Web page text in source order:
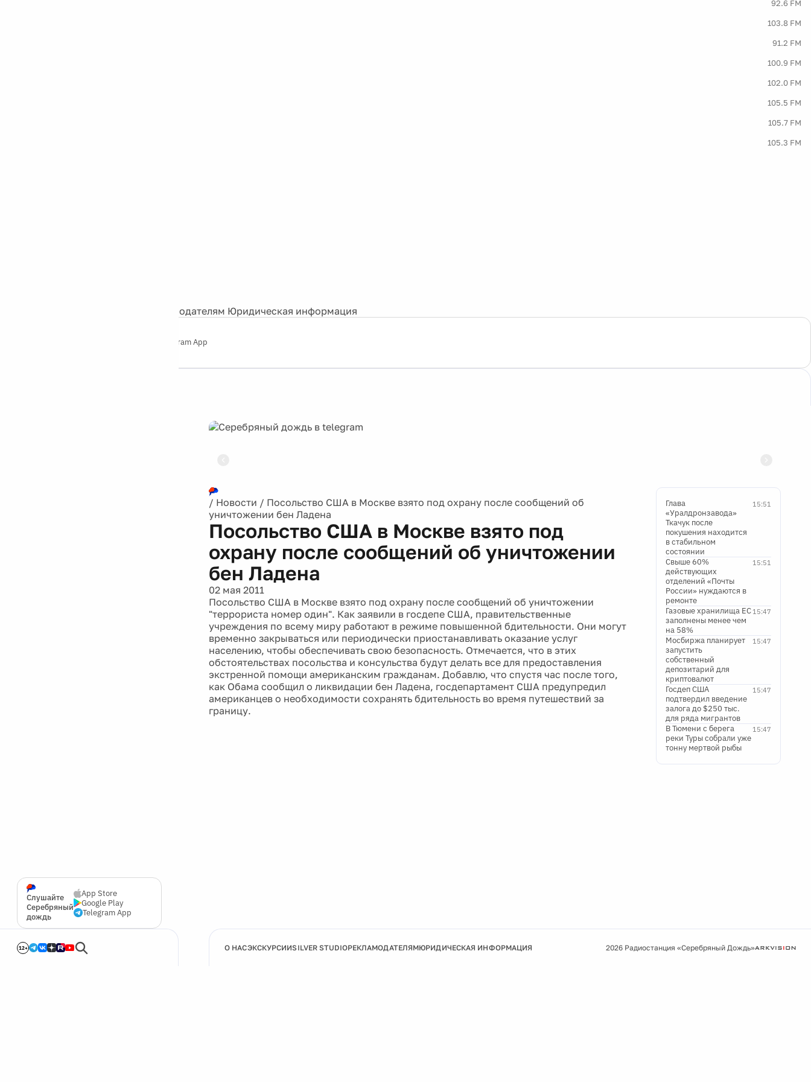
92.6 FM
103.8 FM
91.2 FM
100.9 FM
102.0 FM
105.5 FM
105.7 FM
105.3 FM
Рекламодателям Юридическая информация
Telegram App
Слушайте
Серебряный
дождь
App Store
Google Play
Telegram App
12+
/ Новости / Посольство США в Москве взято под охрану после сообщений об
уничтожении бен Ладена
Посольство США в Москве взято под
охрану после сообщений об уничтожении
бен Ладена
02 мая 2011
Посольство США в Москве взято под охрану после сообщений об уничтожении
"террориста номер один". Как заявили в госдепе США, правительственные
учреждения по всему миру работают в режиме повышенной бдительности. Они могут
временно закрываться или периодически приостанавливать оказание услуг
населению, чтобы обеспечивать свою безопасность. Отмечается, что в этих
обстоятельствах посольства и консульства будут делать все для предоставления
экстренной помощи американским гражданам. Добавлю, что спустя час после того,
как Обама сообщил о ликвидации бен Ладена, госдепартамент США предупредил
американцев о необходимости сохранять бдительность во время путешествий за
границу.
15:51
Глава
«Уралдронзавода»
Ткачук после
покушения находится
в стабильном
состоянии
15:51
Свыше 60%
действующих
отделений «Почты
России» нуждаются в
ремонте
15:47
Газовые хранилища ЕС
заполнены менее чем
на 58%
15:47
Мосбиржа планирует
запустить
собственный
депозитарий для
криптовалют
15:47
Госдеп США
подтвердил введение
залога до $250 тыс.
для ряда мигрантов
15:47
В Тюмени с берега
реки Туры собрали уже
тонну мертвой рыбы
О НАСЭКСКУРСИИSILVER STUDIOРЕКЛАМОДАТЕЛЯМЮРИДИЧЕСКАЯ ИНФОРМАЦИЯ 2026 Радиостанция «Серебряный Дождь»